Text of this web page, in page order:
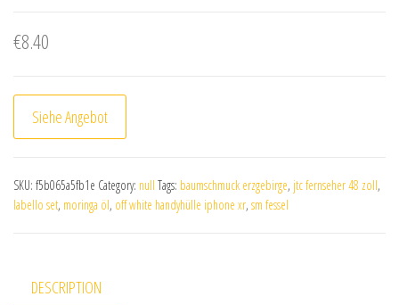
€8.40
Siehe Angebot
SKU: f5b065a5fb1e Category: null Tags: baumschmuck erzgebirge, jtc fernseher 48 zoll,
labello set, moringa öl, off white handyhülle iphone xr, sm fessel
DESCRIPTION